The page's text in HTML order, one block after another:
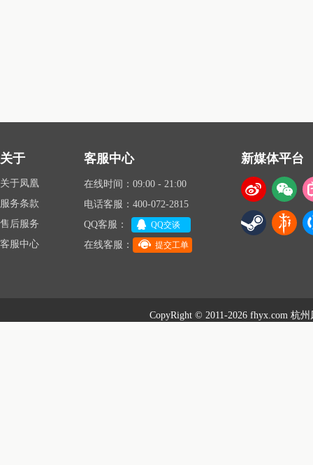
关于
关于凤凰
服务条款
售后服务
客服中心
客服中心
在线时间：09:00 - 21:00
电话客服：400-072-2815
QQ客服：
QQ交谈
在线客服： 提交工单
新媒体平台
CopyRight © 2011-2026 fhyx.com 杭州